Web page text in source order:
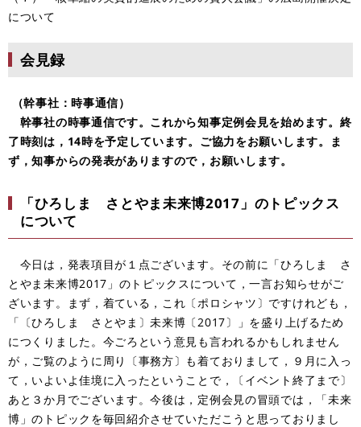
について
会見録
（幹事社：時事通信）
幹事社の時事通信です。これから知事定例会見を始めます。終
了時刻は，14時を予定しています。ご協力をお願いします。ま
ず，知事からの発表がありますので，お願いします。
「ひろしま さとやま未来博2017」のトピックス
について
今日は，発表項目が１点ございます。その前に「ひろしま さ
とやま未来博2017」のトピックスについて，一言お知らせがご
ざいます。まず，着ている，これ〔ポロシャツ〕ですけれども，
「〔ひろしま さとやま〕未来博〔2017〕」を盛り上げるため
につくりました。今ごろという意見も言われるかもしれません
が，ご覧のように周り〔事務方〕も着ておりまして，９月に入っ
て，いよいよ佳境に入ったということで，〔イベント終了まで〕
あと３か月でございます。今後は，定例会見の冒頭では，「未来
博」のトピックを毎回紹介させていただこうと思っておりまし